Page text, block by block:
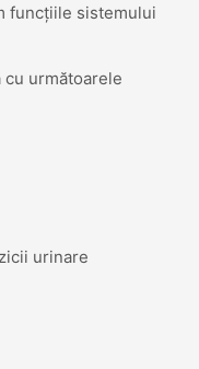
funcțiile sistemului
următoarele
urinare